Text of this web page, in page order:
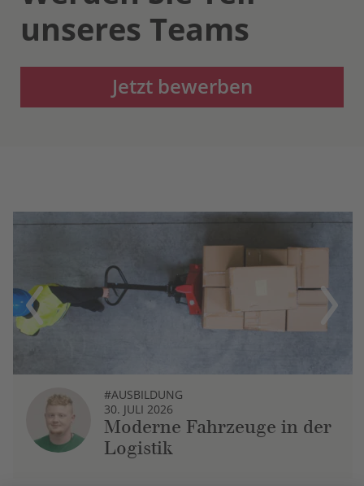
unseres Teams
Jetzt bewerben
Previous
#AUSBILDUNG
30. JULI 2026
Moderne Fahrzeuge in der
Logistik
Next